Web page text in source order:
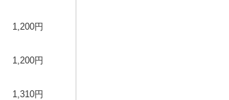
1,200円
1,200円
1,310円